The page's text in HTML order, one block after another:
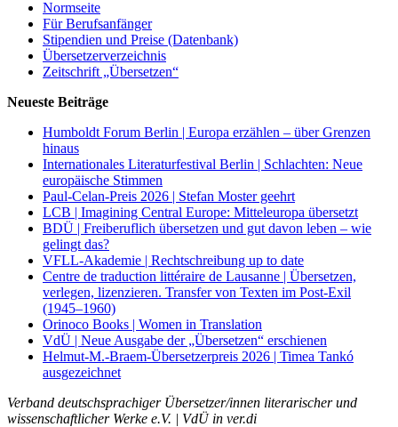
Normseite
Für Berufsanfänger
Stipendien und Preise (Datenbank)
Übersetzerverzeichnis
Zeitschrift „Übersetzen“
Neueste Beiträge
Humboldt Forum Berlin | Europa erzählen – über Grenzen
hinaus
Internationales Literaturfestival Berlin | Schlachten: Neue
europäische Stimmen
Paul-Celan-Preis 2026 | Stefan Moster geehrt
LCB | Imagining Central Europe: Mitteleuropa übersetzt
BDÜ | Freiberuflich übersetzen und gut davon leben – wie
gelingt das?
VFLL-Akademie | Rechtschreibung up to date
Centre de traduction littéraire de Lausanne | Übersetzen,
verlegen, lizenzieren. Transfer von Texten im Post-Exil
(1945–1960)
Orinoco Books | Women in Translation
VdÜ | Neue Ausgabe der „Übersetzen“ erschienen
Helmut-M.-Braem-Übersetzerpreis 2026 | Timea Tankó
ausgezeichnet
Verband deutschsprachiger Übersetzer/innen literarischer und
wissenschaftlicher Werke e.V. | VdÜ in ver.di